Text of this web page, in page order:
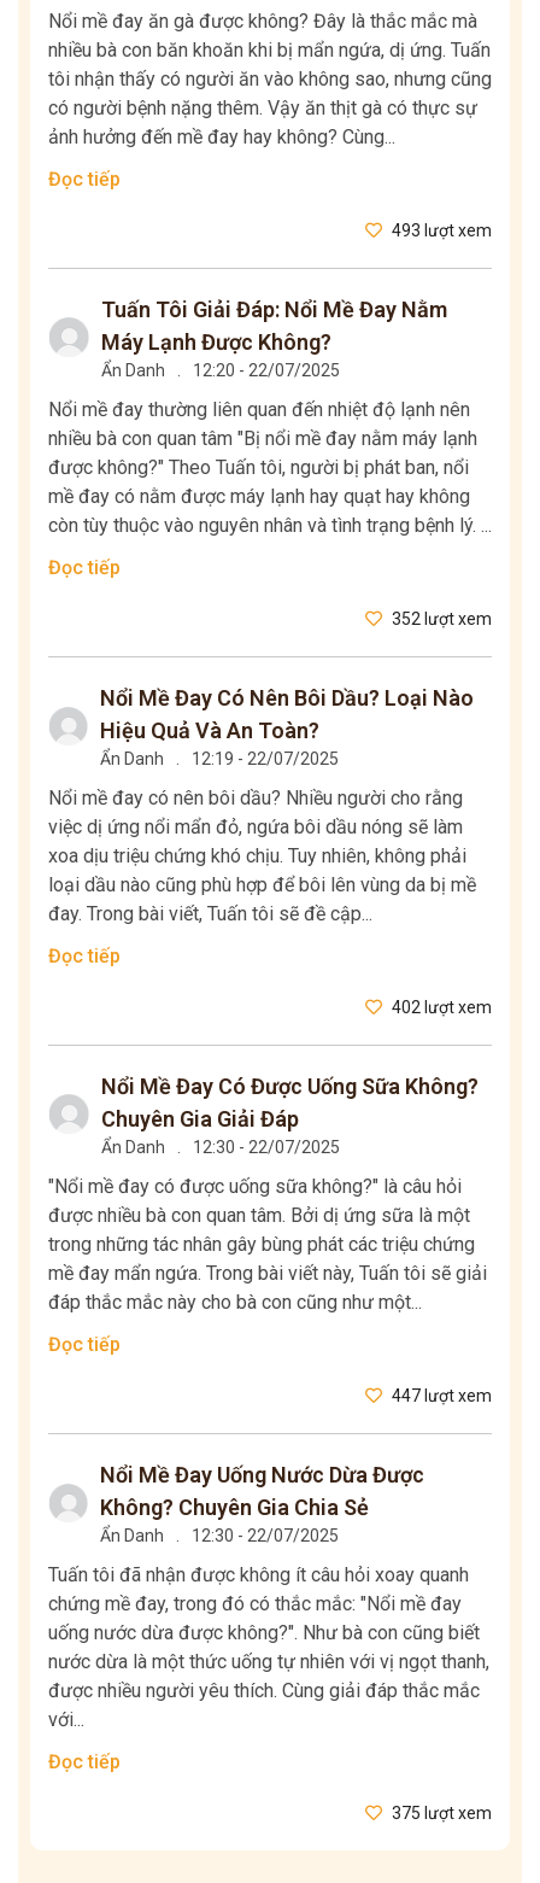
Nổi mề đay ăn gà được không? Đây là thắc mắc mà
nhiều bà con băn khoăn khi bị mẩn ngứa, dị ứng. Tuấn
tôi nhận thấy có người ăn vào không sao, nhưng cũng
có người bệnh nặng thêm. Vậy ăn thịt gà có thực sự
ảnh hưởng đến mề đay hay không? Cùng...
Đọc tiếp
493 lượt xem
Tuấn Tôi Giải Đáp: Nổi Mề Đay Nằm
Máy Lạnh Được Không?
Ẩn Danh 12:20 - 22/07/2025
Nổi mề đay thường liên quan đến nhiệt độ lạnh nên
nhiều bà con quan tâm "Bị nổi mề đay nằm máy lạnh
được không?" Theo Tuấn tôi, người bị phát ban, nổi
mề đay có nằm được máy lạnh hay quạt hay không
còn tùy thuộc vào nguyên nhân và tình trạng bệnh lý. ...
Đọc tiếp
352 lượt xem
Nổi Mề Đay Có Nên Bôi Dầu? Loại Nào
Hiệu Quả Và An Toàn?
Ẩn Danh 12:19 - 22/07/2025
Nổi mề đay có nên bôi dầu? Nhiều người cho rằng
việc dị ứng nổi mẩn đỏ, ngứa bôi dầu nóng sẽ làm
xoa dịu triệu chứng khó chịu. Tuy nhiên, không phải
loại dầu nào cũng phù hợp để bôi lên vùng da bị mề
đay. Trong bài viết, Tuấn tôi sẽ đề cập...
Đọc tiếp
402 lượt xem
Nổi Mề Đay Có Được Uống Sữa Không?
Chuyên Gia Giải Đáp
Ẩn Danh 12:30 - 22/07/2025
"Nổi mề đay có được uống sữa không?" là câu hỏi
được nhiều bà con quan tâm. Bởi dị ứng sữa là một
trong những tác nhân gây bùng phát các triệu chứng
mề đay mẩn ngứa. Trong bài viết này, Tuấn tôi sẽ giải
đáp thắc mắc này cho bà con cũng như một...
Đọc tiếp
447 lượt xem
Nổi Mề Đay Uống Nước Dừa Được
Không? Chuyên Gia Chia Sẻ
Ẩn Danh 12:30 - 22/07/2025
Tuấn tôi đã nhận được không ít câu hỏi xoay quanh
chứng mề đay, trong đó có thắc mắc: "Nổi mề đay
uống nước dừa được không?". Như bà con cũng biết
nước dừa là một thức uống tự nhiên với vị ngọt thanh,
được nhiều người yêu thích. Cùng giải đáp thắc mắc
với...
Đọc tiếp
375 lượt xem